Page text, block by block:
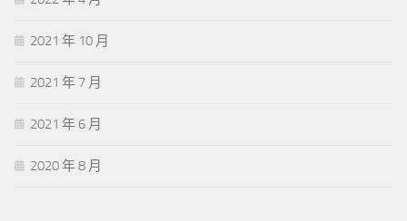
2021 年 10 月
2021 年 7 月
2021 年 6 月
2020 年 8 月